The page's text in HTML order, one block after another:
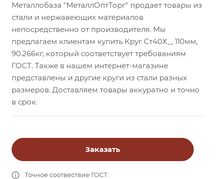
Металлобаза "МеталлОптТорг" продает товары из
стали и нержавеющих материалов
непосредственно от производителя. Мы
предлагаем клиентам купить Круг Ст40Х_, 110мм,
90.266кг, который соответствует требованиям
ГОСТ. Также в нашем интернет-магазине
представлены и другие круги из стали разных
размеров. Доставляем товары аккуратно и точно
в срок.
Заказать
Точное соотвествие ГОСТ.